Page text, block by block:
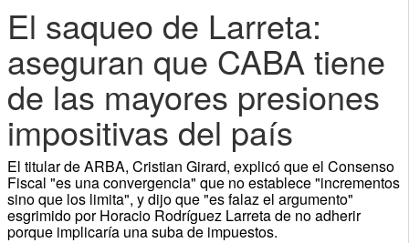
El saqueo de Larreta:
aseguran que CABA tiene
de las mayores presiones
impositivas del país
El titular de ARBA, Cristian Girard, explicó que el Consenso
Fiscal "es una convergencia" que no establece "incrementos
sino que los limita", y dijo que "es falaz el argumento"
esgrimido por Horacio Rodríguez Larreta de no adherir
porque implicaría una suba de impuestos.